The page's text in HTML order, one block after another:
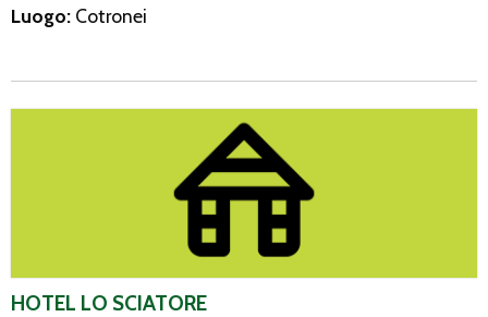
Luogo: Cotronei
HOTEL LO SCIATORE